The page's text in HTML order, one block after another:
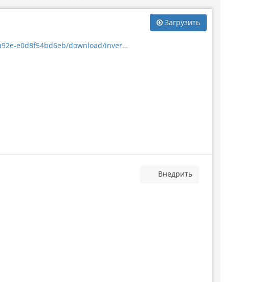
Загрузить
download/invertebrate_2110.jpg
Внедрить